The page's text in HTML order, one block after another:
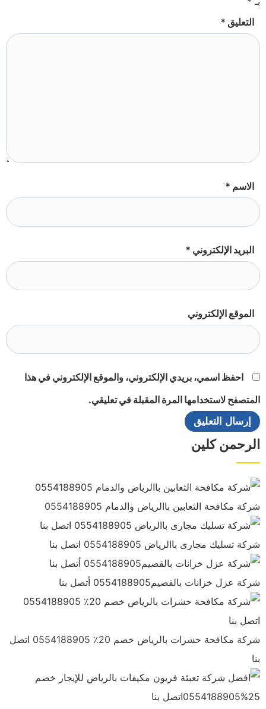
التعليق *
الاسم *
البريد الإلكتروني *
الموقع الإلكتروني
احفظ اسمي، بريدي الإلكتروني، والموقع الإلكتروني في هذا
المتصفح لاستخدامها المرة المقبلة في تعليقي.
الرحمن كلين
شركة مكافحة الثعابين باالرياض والدمام 0554188905
شركة تسليك مجارى باالرياض 0554188905 اتصل بنا
شركة عزل خزانات بالقصيم0554188905 أتصل بنا
شركة مكافحة حشرات بالرياض خصم 20٪ 0554188905 اتصل
بنا